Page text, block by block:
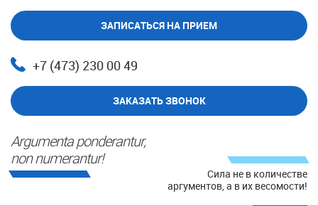
ЗАПИСАТЬСЯ НА ПРИЕМ
+7 (473) 230 00 49
ЗАКАЗАТЬ ЗВОНОК
Argumenta ponderantur,
non numerantur!
Сила не в количестве
аргументов, а в их весомости!